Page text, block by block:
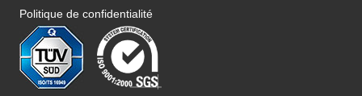
Politique de confidentialité